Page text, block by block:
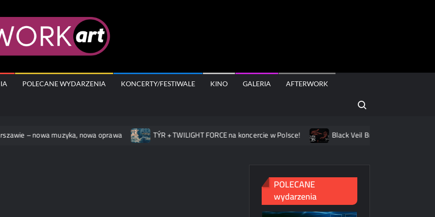
POLECANE WYDARZENIA KONCERTY/FESTIWALE KINO GALERIA AFTERWORK
Search for:
– nowa muzyka, nowa oprawa TÝR + TWILIGHT FORCE na koncercie w Polsce! Black Veil Brides na dwóch
POLECANE
wydarzenia